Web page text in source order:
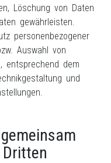
Löschung von Daten
gewährleisten.
personenbezogener
Auswahl von
entsprechend dem
und